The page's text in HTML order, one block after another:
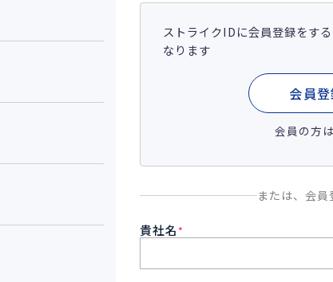
ストライクIDに会員登録をす
なります
会員登
会員の方は
または、会員
貴社名 *